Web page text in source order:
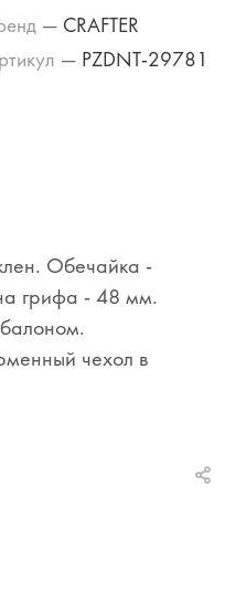
— CRAFTER
— PZDNT-29781
Обечайка -
грифа - 48 мм.
чехол в